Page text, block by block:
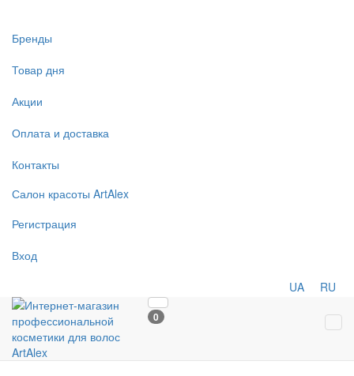
Бренды
Товар дня
Акции
Оплата и доставка
Контакты
Салон красоты ArtAlex
Регистрация
Вход
UA RU
0